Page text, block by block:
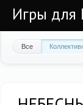
Игры для
Все